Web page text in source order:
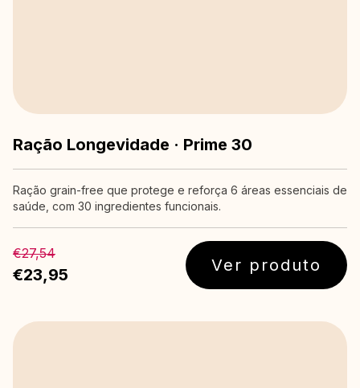
Ração Longevidade · Prime 30
Ração grain-free que protege e reforça 6 áreas essenciais de
saúde, com 30 ingredientes funcionais.
€27,54
€23,95 Ver produto